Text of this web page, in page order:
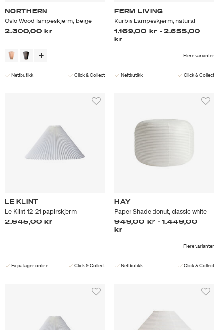
NORTHERN
Oslo Wood lampeskjerm, beige
2.300,00 kr
Nettbutikk Click & Collect
FERM LIVING
Kurbis Lampeskjerm, natural
1.169,00 kr -2.655,00
kr
Flere varianter
Nettbutikk Click & Collect
LE KLINT
Le Klint 12-21 papirskjerm
2.645,00 kr
Få på lager online Click & Collect
HAY
Paper Shade donut, classic white
949,00 kr -1.449,00
kr
Flere varianter
Nettbutikk Click & Collect